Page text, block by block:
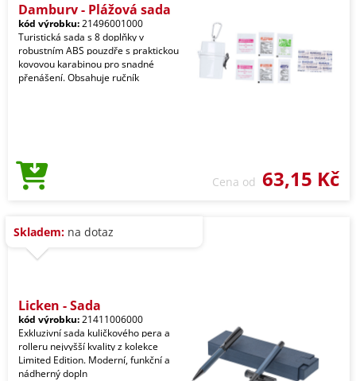
Dambury - Plážová sada
kód výrobku:21496001000
Turistická sada s 8 doplňky v
robustním ABS pouzdře s praktickou
kovovou karabinou pro snadné
přenášení. Obsahuje ručník
Cena od 63,15 Kč
Skladem: na dotaz
Licken - Sada
kód výrobku:21411006000
Exkluzivní sada kuličkového pera a
rolleru nejvyšší kvality z kolekce
Limited Edition. Moderní, funkční a
nádherný dopln